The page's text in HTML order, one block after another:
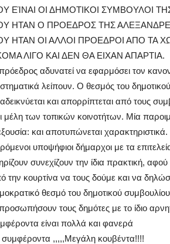
ΕΊΝΑΙ ΟΙ ΔΗΜΟΤΙΚΟΙ ΣΥΜΒΟΥΛΟΙ
ΗΤΑΝ Ο ΠΡΟΕΔΡΟΣ ΤΗΣ
ΗΤΑΝ ΟΙ ΑΛΛΟΙ ΠΡΟΕΔΡΟΙ ΑΠΟ ΤΑ
ΛΙΓΟ ΚΑΙ ΔΕΝ ΘΑ ΕΙΧΑΝ ΑΠΑΡΤΙΑ.
αδυνατεί να εφαρμόσει τον
λείπουν. Ο θεσμός του
και απορρίπτεται από τους
μέλη των τοπικών κοινοτήτων. Μία
και αποτυπώνεται
υποψήφιοι δήμαρχοι με τα
συνεχίζουν την ίδια πρακτική,
την κουρτίνα να τους δούμε και να
θεσμό του δημοτικού
τους δημότες με το ίδιο
είναι πολλά και φανερά
συμφέροντα ,,,,,Μεγάλη κουβέντα!!!!